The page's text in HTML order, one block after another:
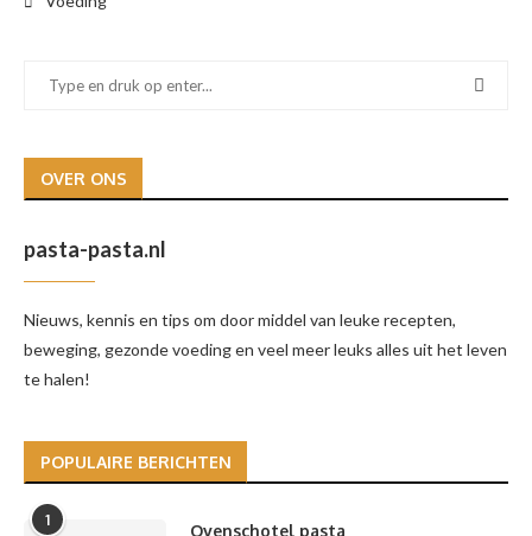
OVER ONS
pasta-pasta.nl
Nieuws, kennis en tips om door middel van leuke recepten,
beweging, gezonde voeding en veel meer leuks alles uit het leven
te halen!
POPULAIRE BERICHTEN
1
Ovenschotel pasta